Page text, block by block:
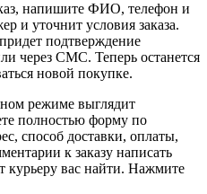
напишите ФИО, телефон и
и уточнит условия заказа.
подтверждение
через СМС. Теперь останется
новой покупке.
режиме выглядит
полностью форму по
способ доставки, оплаты,
к заказу написать
вас найти. Нажмите